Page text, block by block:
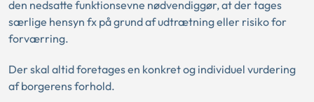
den nedsatte funktionsevne nødvendiggør, at der tages
særlige hensyn fx på grund af udtrætning eller risiko for
forværring.
Der skal altid foretages en konkret og individuel vurdering
af borgerens forhold.